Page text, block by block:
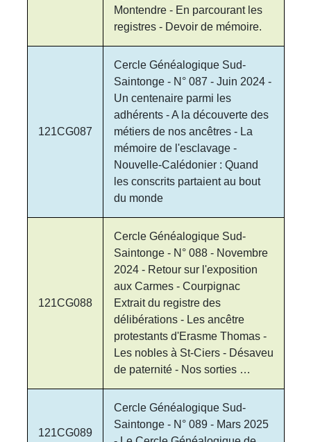
Montendre - En parcourant les
registres - Devoir de mémoire.
121CG087
Cercle Généalogique Sud-
Saintonge - N° 087 - Juin 2024 -
Un centenaire parmi les
adhérents - A la découverte des
métiers de nos ancêtres - La
mémoire de l'esclavage -
Nouvelle-Calédonier : Quand
les conscrits partaient au bout
du monde
121CG088
Cercle Généalogique Sud-
Saintonge - N° 088 - Novembre
2024 - Retour sur l'exposition
aux Carmes - Courpignac
Extrait du registre des
délibérations - Les ancêtre
protestants d'Erasme Thomas -
Les nobles à St-Ciers - Désaveu
de paternité - Nos sorties …
121CG089
Cercle Généalogique Sud-
Saintonge - N° 089 - Mars 2025